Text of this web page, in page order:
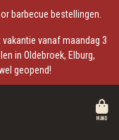
barbecue bestellingen.
vanaf maandag 3
in Oldebroek, Elburg,
geopend!
MAND